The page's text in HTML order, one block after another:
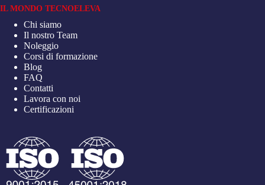
IL MONDO TECNOELEVA
Chi siamo
Il nostro Team
Noleggio
Corsi di formazione
Blog
FAQ
Contatti
Lavora con noi
Certificazioni